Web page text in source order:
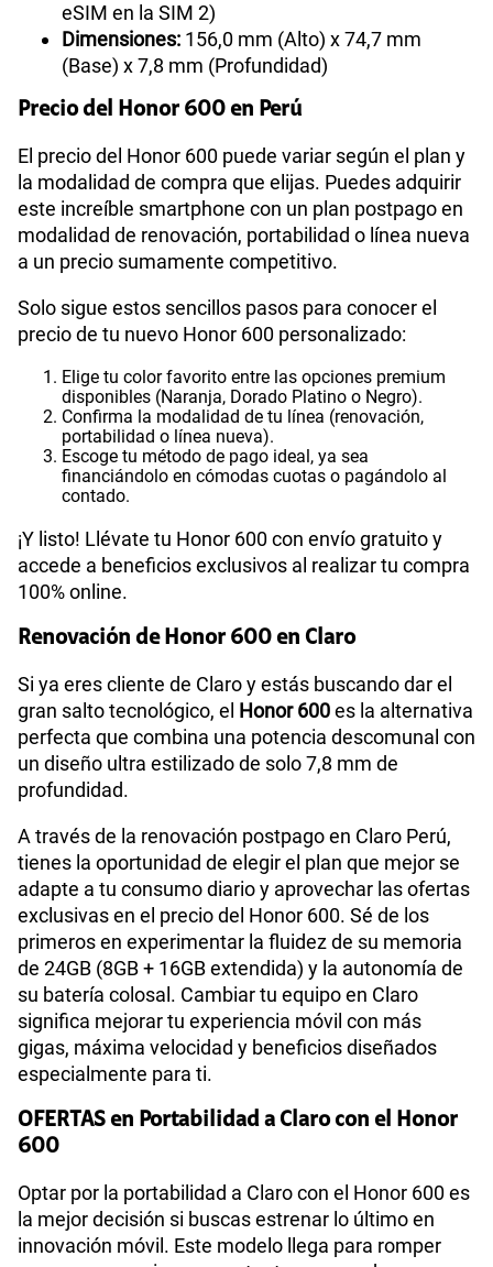
eSIM en la SIM 2)
Dimensiones: 156,0 mm (Alto) x 74,7 mm
(Base) x 7,8 mm (Profundidad)
Precio del Honor 600 en Perú
El precio del Honor 600 puede variar según el plan y
la modalidad de compra que elijas. Puedes adquirir
este increíble smartphone con un plan postpago en
modalidad de renovación, portabilidad o línea nueva
a un precio sumamente competitivo.
Solo sigue estos sencillos pasos para conocer el
precio de tu nuevo Honor 600 personalizado:
Elige tu color favorito entre las opciones premium
disponibles (Naranja, Dorado Platino o Negro).
Confirma la modalidad de tu línea (renovación,
portabilidad o línea nueva).
Escoge tu método de pago ideal, ya sea
financiándolo en cómodas cuotas o pagándolo al
contado.
¡Y listo! Llévate tu Honor 600 con envío gratuito y
accede a beneficios exclusivos al realizar tu compra
100% online.
Renovación de Honor 600 en Claro
Si ya eres cliente de Claro y estás buscando dar el
gran salto tecnológico, el Honor 600es la alternativa
perfecta que combina una potencia descomunal con
un diseño ultra estilizado de solo 7,8 mm de
profundidad.
A través de la renovación postpago en Claro Perú,
tienes la oportunidad de elegir el plan que mejor se
adapte a tu consumo diario y aprovechar las ofertas
exclusivas en el precio del Honor 600. Sé de los
primeros en experimentar la fluidez de su memoria
de 24GB (8GB + 16GB extendida) y la autonomía de
su batería colosal. Cambiar tu equipo en Claro
significa mejorar tu experiencia móvil con más
gigas, máxima velocidad y beneficios diseñados
especialmente para ti.
OFERTAS en Portabilidad a Claro con el Honor
600
Optar por la portabilidad a Claro con el Honor 600 es
la mejor decisión si buscas estrenar lo último en
innovación móvil. Este modelo llega para romper